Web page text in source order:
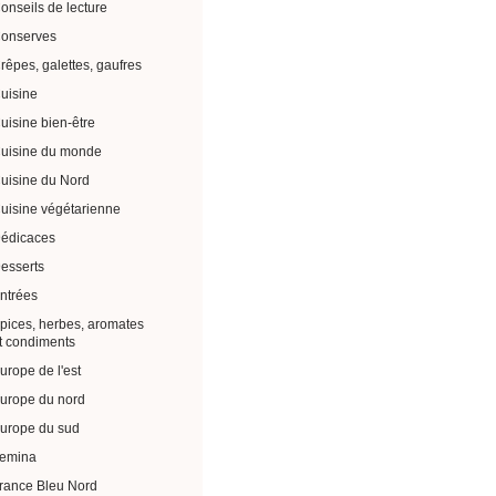
de lecture
galettes, gaufres
bien-être
du monde
du Nord
végétarienne
herbes, aromates
condiments
de l'est
du nord
du sud
Bleu Nord